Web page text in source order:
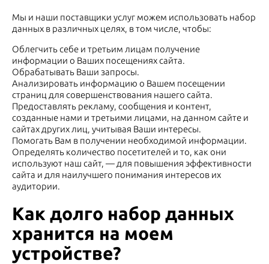
Мы и наши поставщики услуг можем использовать набор
данных в различных целях, в том числе, чтобы:
Облегчить себе и третьим лицам получение
информации о Ваших посещениях сайта.
Обрабатывать Ваши запросы.
Анализировать информацию о Вашем посещении
страниц для совершенствования нашего сайта.
Предоставлять рекламу, сообщения и контент,
созданные нами и третьими лицами, на данном сайте и
сайтах других лиц, учитывая Ваши интересы.
Помогать Вам в получении необходимой информации.
Определять количество посетителей и то, как они
используют наш сайт, — для повышения эффективности
сайта и для наилучшего понимания интересов их
аудитории.
Как долго набор данных
хранится на моем
устройстве?